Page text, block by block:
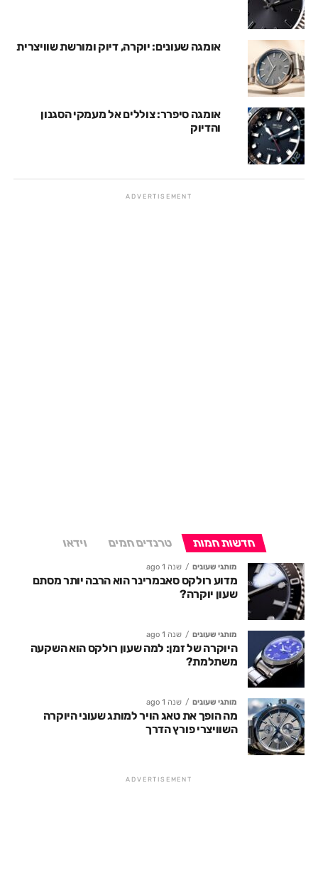
אומגה שעונים: יוקרה, דיוק ומורשת שוויצרית
אומגה סיפרר: צוללים אל מעמקי הסגנון
והדיוק
ADVERTISEMENT
חדשות חמות טרנדים חמים וידאו
מותגי שעונים שנה 1 ago
מדוע רולקס סאבמרינר הוא הרבה יותר מסתם
שעון יוקרה?
מותגי שעונים שנה 1 ago
היוקרה של זמן: למה שעון רולקס הוא השקעה
משתלמת?
מותגי שעונים שנה 1 ago
מה הופך את טאג הויר למותג שעוני היוקרה
השוויצרי פורץ הדרך
ADVERTISEMENT